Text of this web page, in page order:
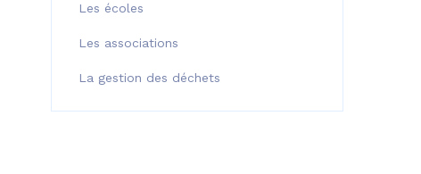
Les écoles
Les associations
La gestion des déchets